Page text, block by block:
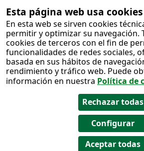
Esta página web usa cookies
En esta web se sirven cookies
permitir y optimizar su navegación.
cookies de terceros con el fin de
funcionalidades de redes sociales,
basada en sus hábitos de
rendimiento y tráfico web. Puede
información en nuestra Política de
Salto al
contenido